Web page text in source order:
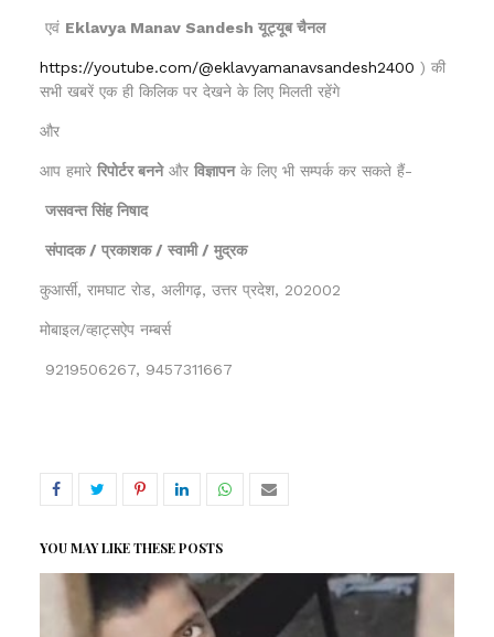
एवं Eklavya Manav Sandesh यूट्यूब चैनल
https://youtube.com/@eklavyamanavsandesh2400 ) की
सभी खबरें एक ही किलिक पर देखने के लिए मिलती रहेंगे
और
आप हमारे रिपोर्टर बननेऔर विज्ञापनके लिए भी सम्पर्क कर सकते हैं-
जसवन्त सिंह निषाद
संपादक / प्रकाशक / स्वामी / मुद्रक
कुआर्सी, रामघाट रोड, अलीगढ़, उत्तर प्रदेश, 202002
मोबाइल/व्हाट्सऐप नम्बर्स
9219506267, 9457311667
YOU MAY LIKE THESE POSTS